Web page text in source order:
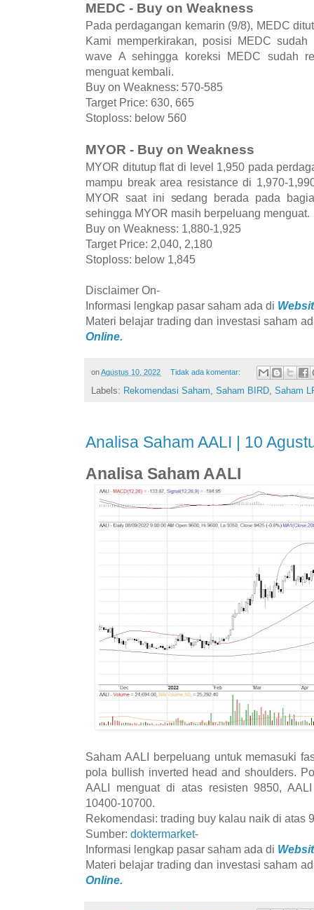
MEDC - Buy on Weakness
Pada perdagangan kemarin (9/8), MEDC
Kami memperkirakan, posisi MEDC
wave A sehingga koreksi MEDC sudah
menguat kembali.
Buy on Weakness: 570-585
Target Price: 630, 665
Stoploss: below 560
MYOR - Buy on Weakness
MYOR ditutup flat di level 1,950 pada
mampu break area resistance di 1,970-
MYOR saat ini sedang berada pada
sehingga MYOR masih berpeluang menguat.
Buy on Weakness: 1,880-1,925
Target Price: 2,040, 2,180
Stoploss: below 1,845
Disclaimer On-
Informasi lengkap pasar saham ada di
Materi belajar trading dan investasi saham
Online.
onAgustus 10, 2022 Tidak ada komentar:
Labels: Rekomendasi Saham Saham BIRD Saham
Analisa Saham AALI | 10
Analisa Saham AALI
Saham AALI berpeluang untuk memasuki
pola bullish inverted head and shoulders.
AALI menguat di atas resisten 9850,
10400-10700.
Rekomendasi: trading buy kalau naik di atas
Sumber: doktermarket-
Informasi lengkap pasar saham ada di
Materi belajar trading dan investasi saham
Online.